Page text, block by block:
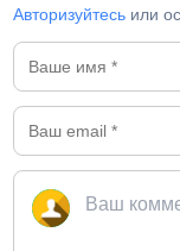
Авторизуйтесь или